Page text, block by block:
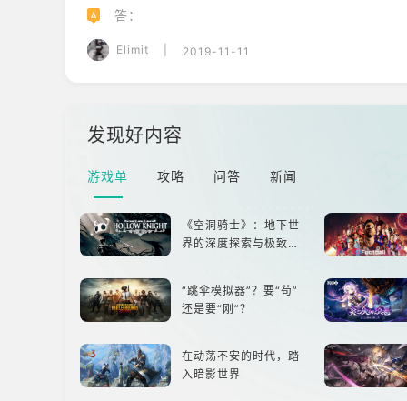
A 答：
Elimit 2019-11-11
发现好内容
游戏单 攻略 问答 新闻
《空洞骑士》：地下世
界的深度探索与极致冒
“跳伞模拟器”？要“苟”
还是要“刚”？
在动荡不安的时代，踏
入暗影世界